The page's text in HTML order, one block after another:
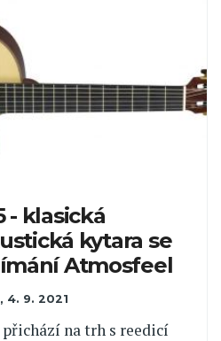
- klasická
kytara se
Atmosfeel
, 4. 9. 2021
přichází na trh s reedicí